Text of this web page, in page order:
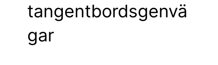
tangentbordsgenvä
gar